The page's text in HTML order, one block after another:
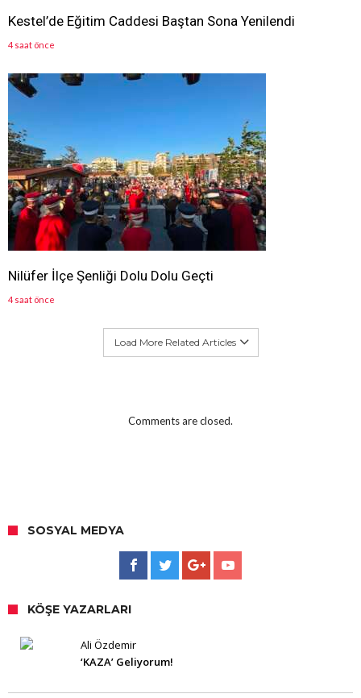
Kestel’de Eğitim Caddesi Baştan Sona Yenilendi
4 saat önce
Nilüfer İlçe Şenliği Dolu Dolu Geçti
4 saat önce
Load More Related Articles
Comments are closed.
SOSYAL MEDYA
KÖŞE YAZARLARI
Ali Özdemir
‘KAZA’ Geliyorum!